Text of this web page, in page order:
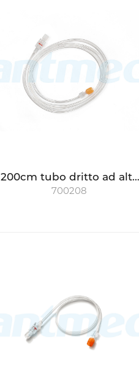
200cm tubo dritto ad alta
pressione
700208